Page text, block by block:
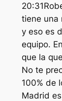
tiene una
y eso es
equipo.
que la
No te
100% de
Madrid